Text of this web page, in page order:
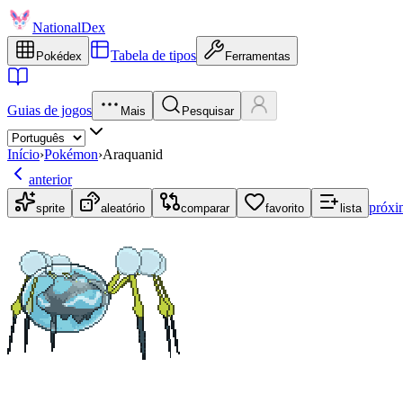
NationalDex
Pokédex Tabela de tipos Ferramentas
Guias de jogos Mais Pesquisar
Início›Pokémon›Araquanid
anterior
sprite aleatório comparar favorito lista